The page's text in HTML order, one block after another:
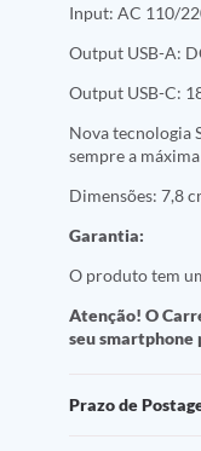
Input: AC 110/
Output USB-A:
Output USB-C:
Nova tecnologia
sempre a
Dimensões: 7,8
Garantia:
O produto tem
Atenção! O
seu smartphone
Prazo de